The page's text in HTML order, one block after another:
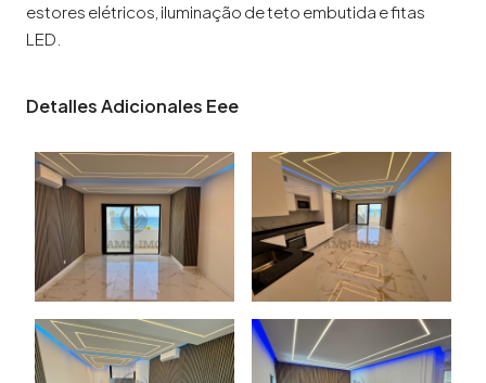
estores elétricos, iluminação de teto embutida e fitas
LED.
Detalles Adicionales Eee